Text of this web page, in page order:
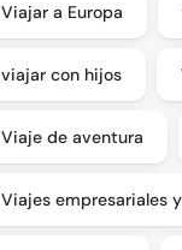
Viajar a Europa
viajar con hijos
Viaje de aventura
Viajes empresariales